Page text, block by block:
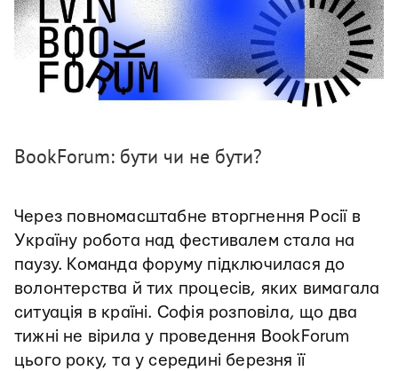
BookForum: бути чи не бути?
Через повномасштабне вторгнення Росії в
Україну робота над фестивалем стала на
паузу. Команда форуму підключилася до
волонтерства й тих процесів, яких вимагала
ситуація в країні. Софія розповіла, що два
тижні не вірила у проведення BookForum
цього року, та у середині березня її